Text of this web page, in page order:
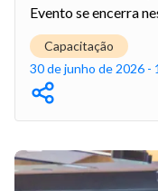
Evento se encerra
Capacitação
30 de junho de 2026 -